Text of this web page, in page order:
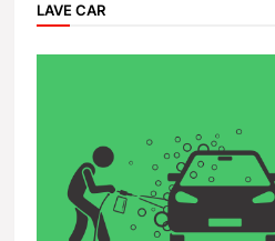
LAVE CAR